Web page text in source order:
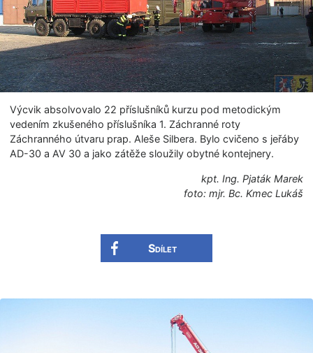
Výcvik absolvovalo 22 příslušníků kurzu pod metodickým
vedením zkušeného příslušníka 1. Záchranné roty
Záchranného útvaru prap. Aleše Silbera. Bylo cvičeno s jeřáby
AD-30 a AV 30 a jako zátěže sloužily obytné kontejnery.
kpt. Ing. Pjaták Marek
foto: mjr. Bc. Kmec Lukáš
Sdílet